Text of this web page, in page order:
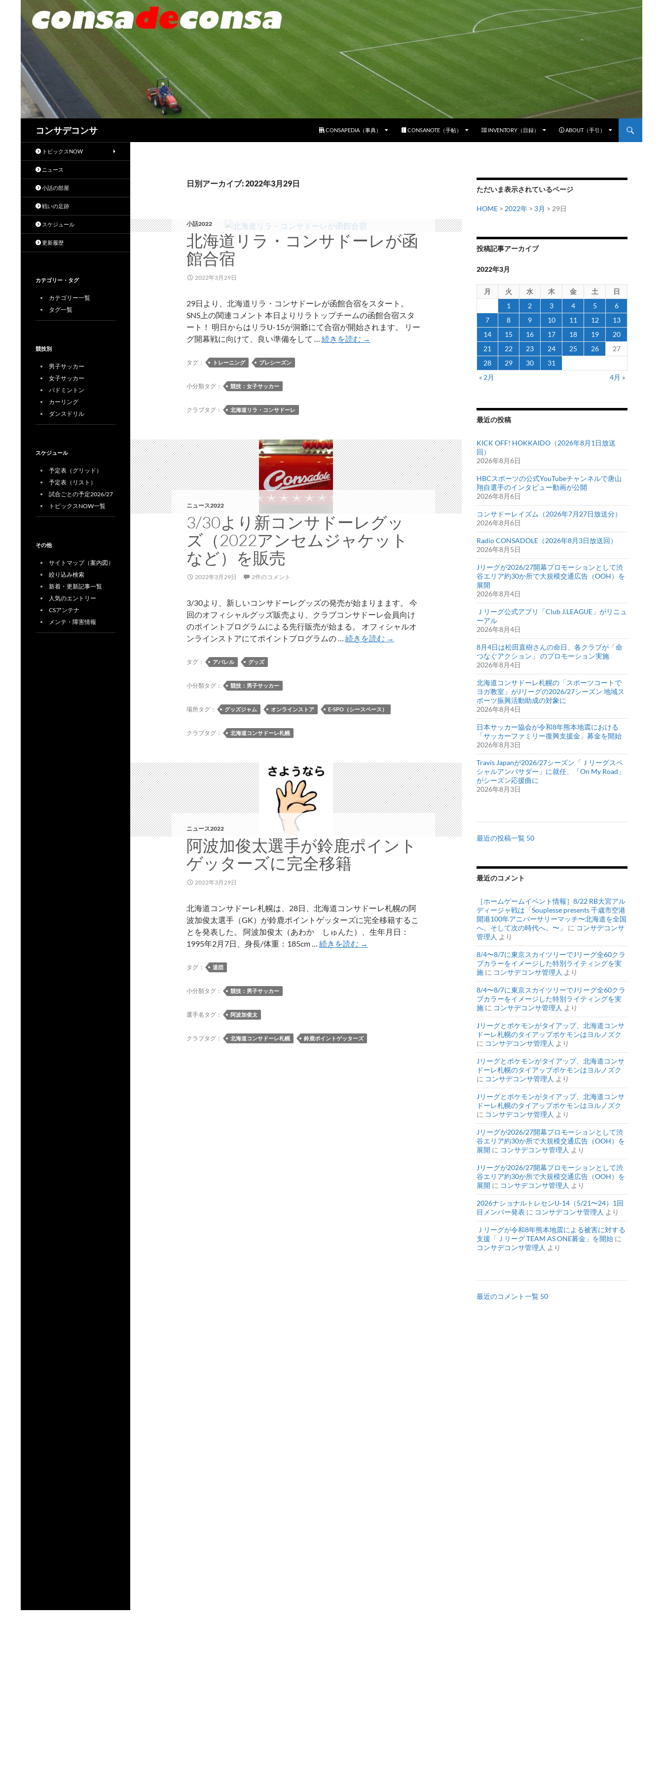
コンサデコンサ
CONSAPEDIA（事典）
CONSANOTE（手帖） INVENTORY（目録） ABOUT（手引）
日別アーカイブ: 2022年3月29日
小話2022
北海道リラ・コンサドーレが函
館合宿
2022年3月29日
29日より、北海道リラ・コンサドーレが函館合宿をスタート。
SNS上の関連コメント 本日よりリラトップチームの函館合宿スタ
ート！ 明日からはリラU-15が洞爺にて合宿が開始されます。 リー
グ開幕戦に向けて、良い準備をして … 続きを読む 北
ー
レ
が
函
館
→
タグ： トレーニング プレシーズン
小分類タグ： 競技：女子サッカー
クラブタグ： 北海道リラ・コンサドーレ
ニュース2022
3/30より新コンサドーレグッ
ズ（2022アンセムジャケット
など）を販売
2022年3月29日 2件のコメント
3/30より、新しいコンサドーレグッズの発売が始まりまます。 今
回のオフィシャルグッズ販売より、クラブコンサドーレ会員向け
のポイントプログラムによる先行販売が始まる。 オフィシャルオ
ンラインストアにてポイントプログラムの … 続きを読む 3/30
ッ
ズ
（2022
ア
ン
ム
ジ
な
ど）
を
→
タグ： アパレル グッズ
小分類タグ： 競技：男子サッカー
場所タグ： グッズジャム オンラインストア E-SPO（シースペース）
クラブタグ： 北海道コンサドーレ札幌
ニュース2022
阿波加俊太選手が鈴鹿ポイント
ゲッターズに完全移籍
2022年3月29日
北海道コンサドーレ札幌は、28日、北海道コンサドーレ札幌の阿
波加俊太選手（GK）が鈴鹿ポイントゲッターズに完全移籍するこ
とを発表した。 阿波加俊太（あわか しゅんた）、生年月日：
1995年2月7日、身長/体重：185cm … 続きを読む 阿
鈴
→
タグ： 退団
小分類タグ： 競技：男子サッカー
選手名タグ： 阿波加俊太
クラブタグ： 北海道コンサドーレ札幌 鈴鹿ポイントゲッターズ
ただいま表示されているページ
HOME > 2022年 > 3月 > 29日
投稿記事アーカイブ
2022年3月
月 火 水 木 金 土
日
1
2 3 4 5
6
7
8 9 10 11 12
13
14
15 16 17 18 19
20
21
22 23 24 25 26
27
28
29 30
31
« 2月
4月 »
最近の投稿
KICK OFF! HOKKAIDO（2026年8月1日放送
回）
2026年8月6日
HBCスポーツの公式YouTubeチャンネルで唐山
翔自選手のインタビュー動画が公開
2026年8月6日
コンサドーレイズム（2026年7月27日放送分）
2026年8月6日
Radio CONSADOLE（2026年8月3日放送回）
2026年8月5日
Jリーグが2026/27開幕プロモーションとして渋
谷エリア約30か所で大規模交通広告（OOH）を
展開
2026年8月4日
Ｊリーグ公式アプリ「Club J.LEAGUE」がリニュ
ーアル
2026年8月4日
8月4日は松田直樹さんの命日、各クラブが「命
つなぐアクション」 のプロモーション実施
2026年8月4日
北海道コンサドーレ札幌の「スポーツコートで
ヨガ教室」がJリーグの2026/27シーズン 地域ス
ポーツ振興活動助成の対象に
2026年8月4日
日本サッカー協会が令和8年熊本地震における
「サッカーファミリー復興支援金」募金を開始
2026年8月3日
Travis Japanが2026/27シーズン「Ｊリーグスペ
シャルアンバサダー」に就任、「On My Road」
がシーズン応援曲に
2026年8月3日
最近の投稿一覧 50
最近のコメント
［ホームゲームイベント情報］8/22 RB大宮アル
ディージャ戦は「Souplesse presents 千歳市空港
開港100年アニバーサリーマッチ〜北海道を全国
へ。そして次の時代へ。〜」
に コンサデコンサ
管理人 より
8/4〜8/7に東京スカイツリーでJリーグ全60クラ
ブカラーをイメージした特別ライティングを実
施 に コンサデコンサ管理人 より
8/4〜8/7に東京スカイツリーでJリーグ全60クラ
ブカラーをイメージした特別ライティングを実
施 に コンサデコンサ管理人 より
Jリーグとポケモンがタイアップ、北海道コンサ
ドーレ札幌のタイアップポケモンはヨルノズク
に コンサデコンサ管理人 より
Jリーグとポケモンがタイアップ、北海道コンサ
ドーレ札幌のタイアップポケモンはヨルノズク
に コンサデコンサ管理人 より
Jリーグとポケモンがタイアップ、北海道コンサ
ドーレ札幌のタイアップポケモンはヨルノズク
に コンサデコンサ管理人 より
Jリーグが2026/27開幕プロモーションとして渋
谷エリア約30か所で大規模交通広告（OOH）を
展開 に コンサデコンサ管理人 より
Jリーグが2026/27開幕プロモーションとして渋
谷エリア約30か所で大規模交通広告（OOH）を
展開 に コンサデコンサ管理人 より
2026ナショナルトレセンU-14（5/21〜24）1回
目メンバー発表 に コンサデコンサ管理人 より
Ｊリーグが令和8年熊本地震による被害に対する
支援「Ｊリーグ TEAM AS ONE募金」を開始 に
コンサデコンサ管理人 より
最近のコメント一覧 50
トピックスNOW
ニュース
小話の部屋
戦いの足跡
スケジュール
更新履歴
カテゴリー・タグ
カテゴリー一覧
タグ一覧
競技別
男子サッカー
女子サッカー
バドミントン
カーリング
ダンスドリル
スケジュール
予定表（グリッド）
予定表（リスト）
試合ごとの予定2026/27
トピックスNOW一覧
その他
サイトマップ（案内図）
絞り込み検索
新着・更新記事一覧
人気のエントリー
CSアンテナ
メンテ・障害情報